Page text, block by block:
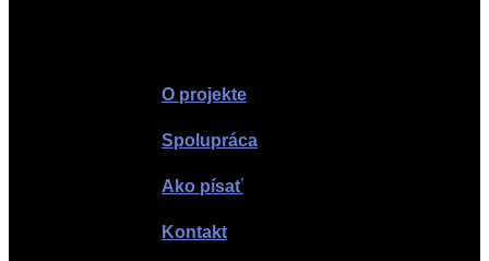
O projekte
Spolupráca
Ako písať
Kontakt